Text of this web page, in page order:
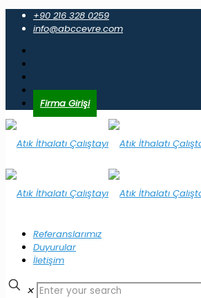
+90 216 328 0259
info@abccevre.com
Firma Girişi
Referanslarımız
Duyurular
İletişim
✕